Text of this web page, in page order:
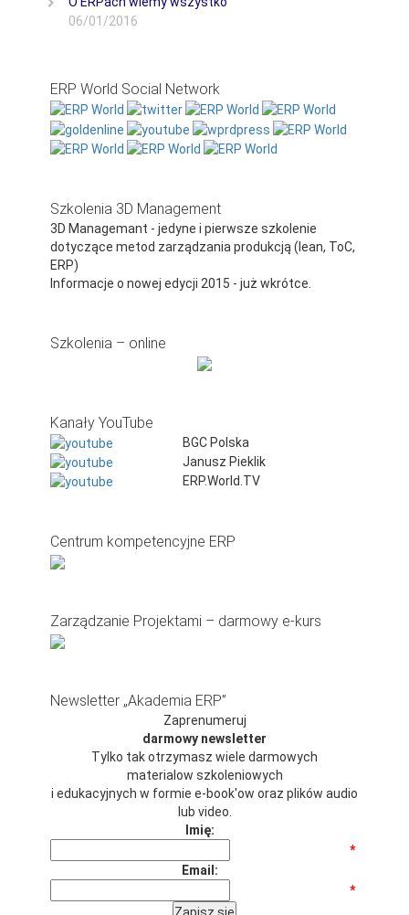
06/01/2016
ERP World Social Network
Szkolenia 3D Management
3D Managemant - jedyne i pierwsze szkolenie
dotyczące metod zarządzania produkcją (lean, ToC,
ERP)
Informacje o nowej edycji 2015 - już wkrótce.
Szkolenia – online
Kanały YouTube
BGC Polska
Janusz Pieklik
ERP.World.TV
Centrum kompetencyjne ERP
Zarządzanie Projektami – darmowy e-kurs
Newsletter „Akademia ERP”
Zaprenumeruj
darmowy newsletter
Tylko tak otrzymasz wiele darmowych
materialow szkoleniowych
i edukacyjnych w formie e-book'ow oraz plików audio
lub video.
Imię:
*
Email:
*